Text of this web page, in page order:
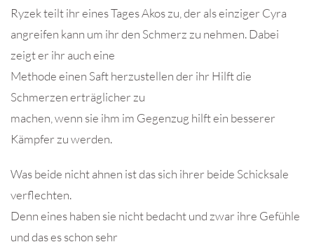
Ryzek teilt ihr eines Tages Akos zu, der als einziger Cyra
angreifen kann um ihr den Schmerz zu nehmen. Dabei
zeigt er ihr auch eine
Methode einen Saft herzustellen der ihr Hilft die
Schmerzen erträglicher zu
machen, wenn sie ihm im Gegenzug hilft ein besserer
Kämpfer zu werden.
Was beide nicht ahnen ist das sich ihrer beide Schicksale
verflechten.
Denn eines haben sie nicht bedacht und zwar ihre Gefühle
und das es schon sehr